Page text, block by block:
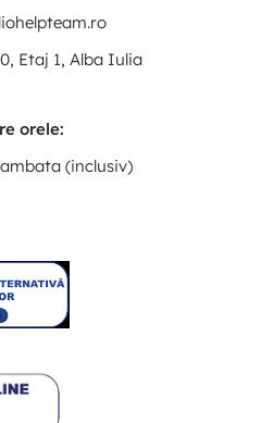
Etaj 1, Alba Iulia
orele:
(inclusiv)